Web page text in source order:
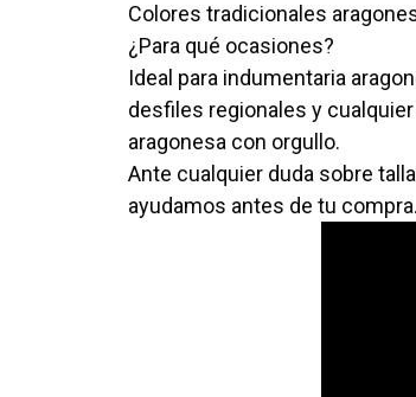
Colores tradicionales
¿Para qué ocasiones?
Ideal para indumentaria
desfiles regionales y
aragonesa con orgullo.
Ante cualquier duda sobre
ayudamos antes de tu compra.